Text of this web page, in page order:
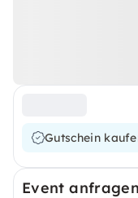
Gutschein
Event anfragen